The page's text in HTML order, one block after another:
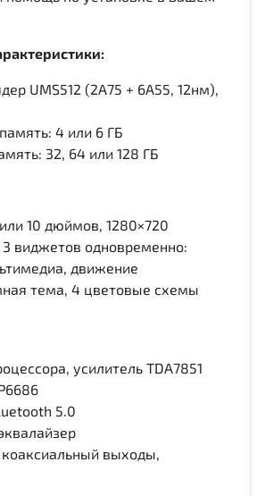
UMS512 (2A75 + 6A55, 12нм),
4 или 6 ГБ
32, 64 или 128 ГБ
10 дюймов, 1280×720
виджетов одновременно:
движение
тема, 4 цветовые схемы
усилитель TDA7851
5.0
выходы,